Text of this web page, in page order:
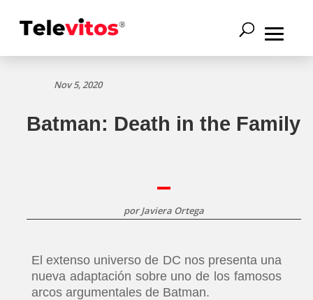
Nov 5, 2020
Batman: Death in the Family
porJaviera Ortega
El extenso universo de DC nos presenta una
nueva adaptación sobre uno de los famosos
arcos argumentales de Batman.